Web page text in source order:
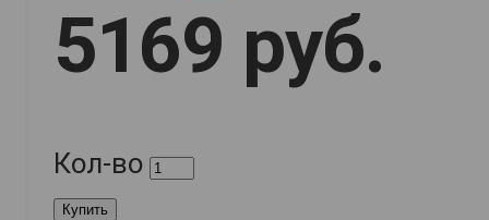
5169 руб.
Кол-во
Купить